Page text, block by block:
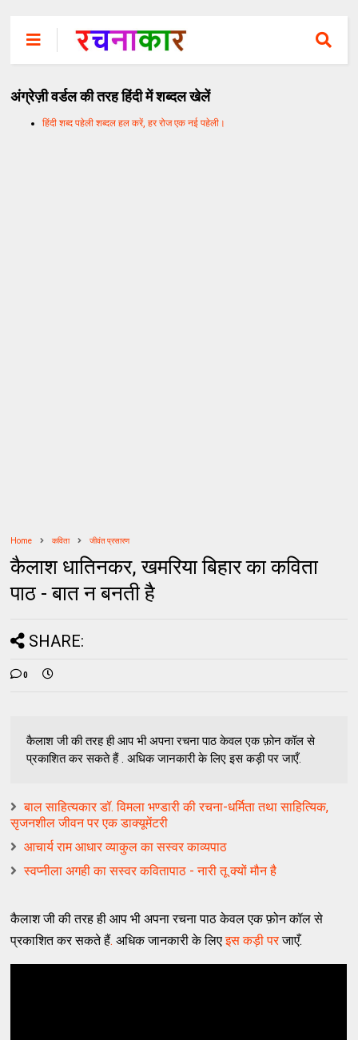
अंग्रेज़ी वर्डल की तरह हिंदी में शब्दल खेलें
हिंदी शब्द पहेली शब्दल हल करें, हर रोज एक नई पहेली।
Home कविता जीवंत प्रसारण
कैलाश धातिनकर, खमरिया बिहार का कविता
पाठ - बात न बनती है
SHARE:
0
कैलाश जी की तरह ही आप भी अपना रचना पाठ केवल एक फ़ोन कॉल से
प्रकाशित कर सकते हैं . अधिक जानकारी के लिए इस कड़ी पर जाएँ.
बाल साहित्यकार डॉ. विमला भण्डारी की रचना-धर्मिता तथा साहित्यिक,
सृजनशील जीवन पर एक डाक्यूमेंटरी
आचार्य राम आधार व्याकुल का सस्वर काव्यपाठ
स्वप्नीला अगही का सस्वर कवितापाठ - नारी तू क्यों मौन है
कैलाश जी की तरह ही आप भी अपना रचना पाठ केवल एक फ़ोन कॉल से
प्रकाशित कर सकते हैं. अधिक जानकारी के लिएइस कड़ी परजाएँ.